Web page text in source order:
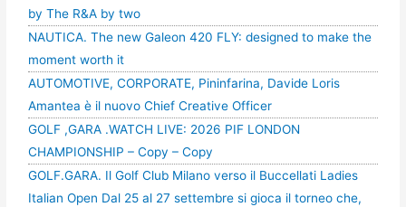
by The R&A by two
NAUTICA. The new Galeon 420 FLY: designed to make the
moment worth it
AUTOMOTIVE, CORPORATE, Pininfarina, Davide Loris
Amantea è il nuovo Chief Creative Officer
GOLF ,GARA .WATCH LIVE: 2026 PIF LONDON
CHAMPIONSHIP – Copy – Copy
GOLF.GARA. Il Golf Club Milano verso il Buccellati Ladies
Italian Open Dal 25 al 27 settembre si gioca il torneo che,